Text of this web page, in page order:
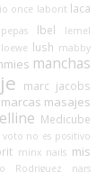
once laborit laca
lbel lemel
loewe lush mabby
manchas
marc jacobs
masajes
Medicube
no es positivo
minx nails mis
Rodriguez nars